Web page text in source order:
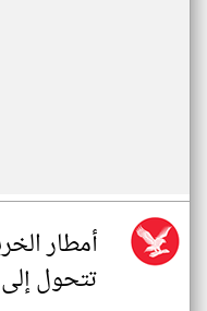
أمطار
تتحول